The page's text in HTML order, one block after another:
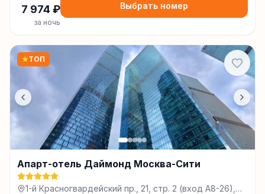
7 974 ₽
за ночь
Выбрать номер
★ТОП
Апарт-отель Даймонд Москва-Сити
1-й Красногвардейский пр., 21, стр. 2 (вход А8-26),